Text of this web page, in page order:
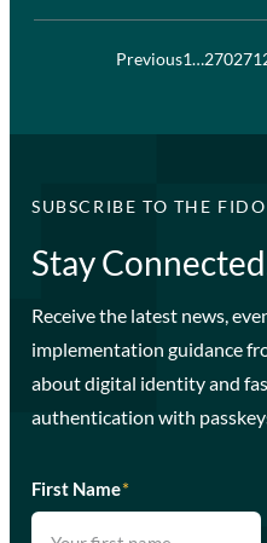
Previous1…270271
SUBSCRIBE TO THE
Stay
Receive the latest news,
implementation guidance
about digital identity and
authentication with
First Name*